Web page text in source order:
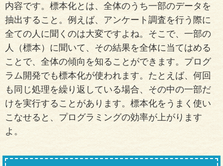
内容です。標本化とは、全体のうち一部のデータを
抽出すること。例えば、アンケート調査を行う際に
全ての人に聞くのは大変ですよね。そこで、一部の
人（標本）に聞いて、その結果を全体に当てはめる
ことで、全体の傾向を知ることができます。プログ
ラム開発でも標本化が使われます。たとえば、何回
も同じ処理を繰り返している場合、その中の一部だ
けを実行することがあります。標本化をうまく使い
こなせると、プログラミングの効率が上がります
よ。